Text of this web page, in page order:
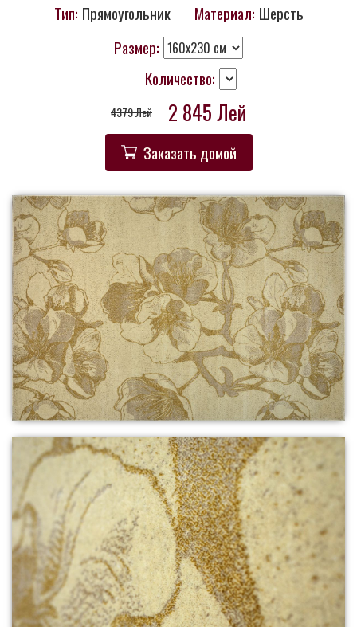
Тип: Прямоугольник Материал: Шерсть
Размер:
Количество:
4379 Лей 2 845 Лей
Заказать домой